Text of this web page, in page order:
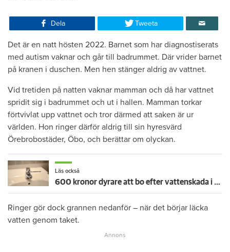
Dela Tweeta
Det är en natt hösten 2022. Barnet som har diagnostiserats
med autism vaknar och går till badrummet. Där vrider barnet
på kranen i duschen. Men hen stänger aldrig av vattnet.
Vid tretiden på natten vaknar mamman och då har vattnet
spridit sig i badrummet och ut i hallen. Mamman torkar
förtvivlat upp vattnet och tror därmed att saken är ur
världen. Hon ringer därför aldrig till sin hyresvärd
Örebrobostäder, Öbo, och berättar om olyckan.
Läs också
600 kronor dyrare att bo efter vattenskada i Varberg
Ringer gör dock grannen nedanför – när det börjar läcka
vatten genom taket.